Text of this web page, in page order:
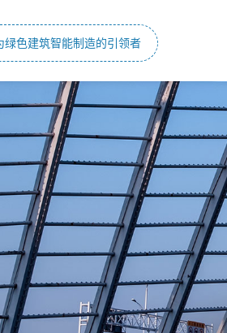
绿色建筑智能制造的引领者